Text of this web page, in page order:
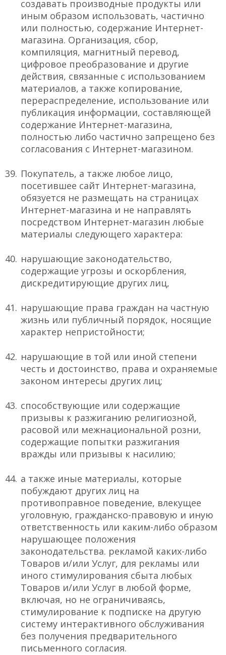
создавать производные продукты или
иным образом использовать, частично
или полностью, содержание Интернет-
магазина. Организация, сбор,
компиляция, магнитный перевод,
цифровое преобразование и другие
действия, связанные с использованием
материалов, а также копирование,
перераспределение, использование или
публикация информации, составляющей
содержание Интернет-магазина,
полностью либо частично запрещено без
согласования с Интернет-магазином.
Покупатель, а также любое лицо,
посетившее сайт Интернет-магазина,
обязуется не размещать на страницах
Интернет-магазина и не направлять
посредством Интернет-магазин любые
материалы следующего характера:
нарушающие законодательство,
содержащие угрозы и оскорбления,
дискредитирующие других лиц,
нарушающие права граждан на частную
жизнь или публичный порядок, носящие
характер непристойности;
нарушающие в той или иной степени
честь и достоинство, права и охраняемые
законом интересы других лиц;
способствующие или содержащие
призывы к разжиганию религиозной,
расовой или межнациональной розни,
содержащие попытки разжигания
вражды или призывы к насилию;
а также иные материалы, которые
побуждают других лиц на
противоправное поведение, влекущее
уголовную, гражданско-правовую и иную
ответственность или каким-либо образом
нарушающее положения
законодательства. рекламой каких-либо
Товаров и/или Услуг, для рекламы или
иного стимулирования сбыта любых
Товаров и/или Услуг в любой форме,
включая, но не ограничиваясь,
стимулирование к подписке на другую
систему интерактивного обслуживания
без получения предварительного
письменного согласия.